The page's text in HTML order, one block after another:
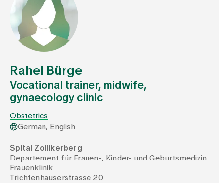
Specialist areas
Stay
Team
Assigning
Events
Rahel Bürge
Vocational trainer, midwife,
gynaecology clinic
Obstetrics
German, English
Spital Zollikerberg
Departement für Frauen-, Kinder- und Geburtsmedizin
Frauenklinik
Trichtenhauserstrasse 20